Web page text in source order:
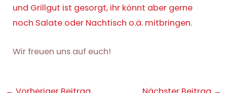
und Grillgut ist gesorgt, ihr könnt aber gerne
noch Salate oder Nachtisch o.ä. mitbringen.
Wir freuen uns auf euch!
Post